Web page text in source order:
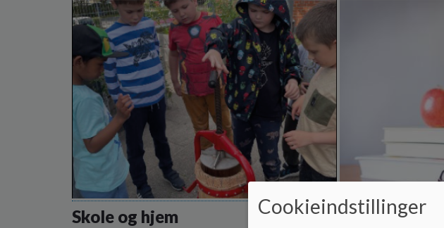
Skole og hjem Artikler og
Cookieindstillinger